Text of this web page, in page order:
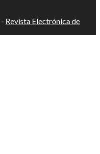
- Revista Electrónica de